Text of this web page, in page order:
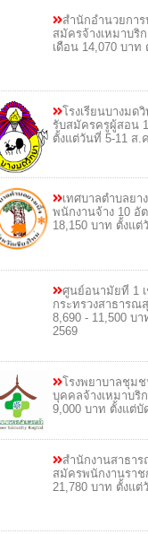
สำนักอำนวยการ
สมัครจ้างเหมาบริ
เดือน 14,070 บาท
โรงเรียนบางม
รับสมัครครูผู้สอน 1
ตั้งแต่วันที่ 5-11 ส.
เทศบาลตำบลยา
พนักงานจ้าง 10 อั
18,150 บาท ตั้งแ
ศูนย์อนามัยที่ 1
กระทรวงสาธารณ
8,690 - 11,500 บ
2569
โรงพยาบาลชุม
บุคคลจ้างเหมาบริ
9,000 บาท ตั้งแต่
สํานักงานสาธา
สมัครพนักงานราช
21,780 บาท ตั้งแ